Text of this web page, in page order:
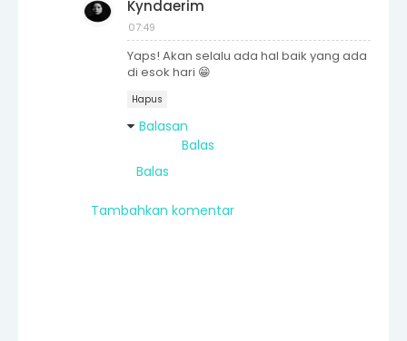
Kyndaerim
07:49
Yaps! Akan selalu ada hal baik yang ada
di esok hari 😁
Hapus
Balasan
Balas
Balas
Tambahkan komentar